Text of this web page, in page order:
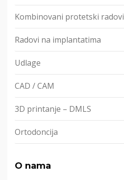
Kombinovani protetski radovi
Radovi na implantatima
Udlage
CAD / CAM
3D printanje – DMLS
Ortodoncija
O nama